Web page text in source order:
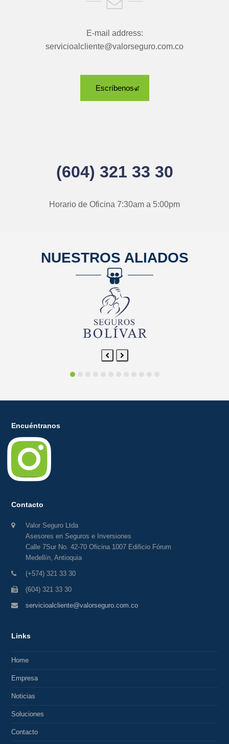
E-mail address:
servicioalcliente@valorseguro.com.co
Escríbenos
(604) 321 33 30
Horario de Oficina 7:30am a 5:00pm
NUESTROS ALIADOS
Previous
Next
Encuéntranos
Contacto
Valor Seguro Ltda
Asesores en Seguros e Inversiones
Calle 7Sur No. 42-70 Oficina 1007 Edificio Fórum
Medellín, Antioquia
(+574) 321 33 30
(604) 321 33 30
servicioalcliente@valorseguro.com.co
Links
Home
Empresa
Noticias
Soluciones
Contacto